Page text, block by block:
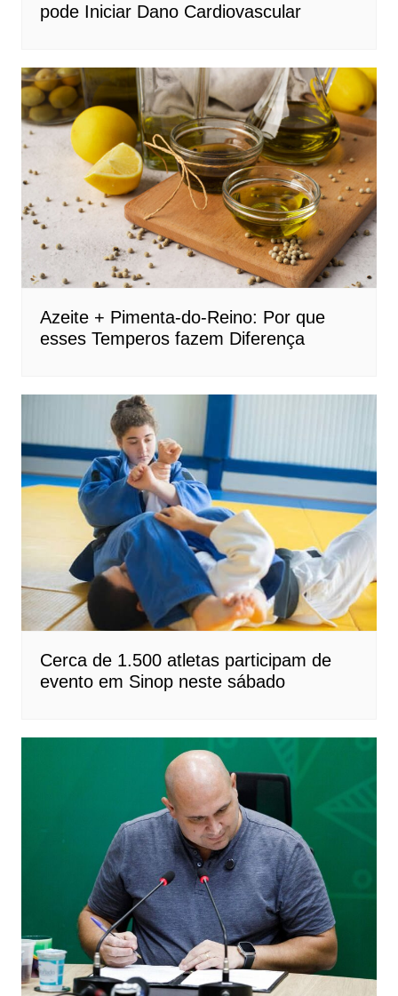
pode Iniciar Dano Cardiovascular
Azeite + Pimenta-do-Reino: Por que
esses Temperos fazem Diferença
Cerca de 1.500 atletas participam de
evento em Sinop neste sábado